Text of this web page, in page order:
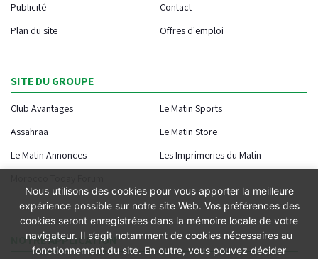
Publicité
Contact
Plan du site
Offres d'emploi
SITE DU GROUPE
Club Avantages
Le Matin Sports
Assahraa
Le Matin Store
Le Matin Annonces
Les Imprimeries du Matin
NOTRE APPLICATION
Nous utilisons des cookies pour vous apporter la meilleure
expérience possible sur notre site Web. Vos préférences des
cookies seront enregistrées dans la mémoire locale de votre
navigateur. Il s’agit notamment de cookies nécessaires au
fonctionnement du site. En outre, vous pouvez décider